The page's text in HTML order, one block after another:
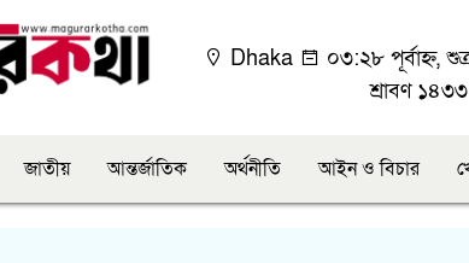
Dhaka
০৩:২৮ পূর্বাহ্ন,
শ্রাবণ ১৪৩৩
জাতীয় আন্তর্জাতিক অর্থনীতি আইন ও বিচার